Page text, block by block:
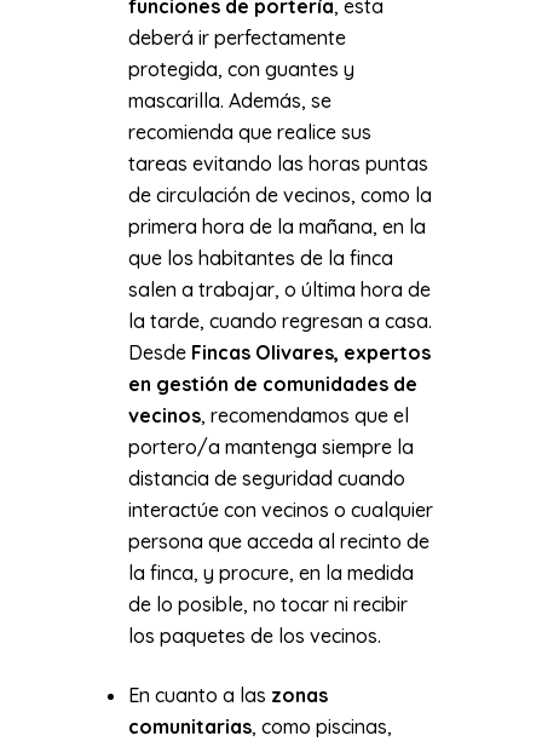
funciones de portería, esta
deberá ir perfectamente
protegida, con guantes y
mascarilla. Además, se
recomienda que realice sus
tareas evitando las horas puntas
de circulación de vecinos, como la
primera hora de la mañana, en la
que los habitantes de la finca
salen a trabajar, o última hora de
la tarde, cuando regresan a casa.
Desde Fincas Olivares, expertos
en gestión de comunidades de
vecinos, recomendamos que el
portero/a mantenga siempre la
distancia de seguridad cuando
interactúe con vecinos o cualquier
persona que acceda al recinto de
la finca, y procure, en la medida
de lo posible, no tocar ni recibir
los paquetes de los vecinos.
En cuanto a las zonas
comunitarias, como piscinas,